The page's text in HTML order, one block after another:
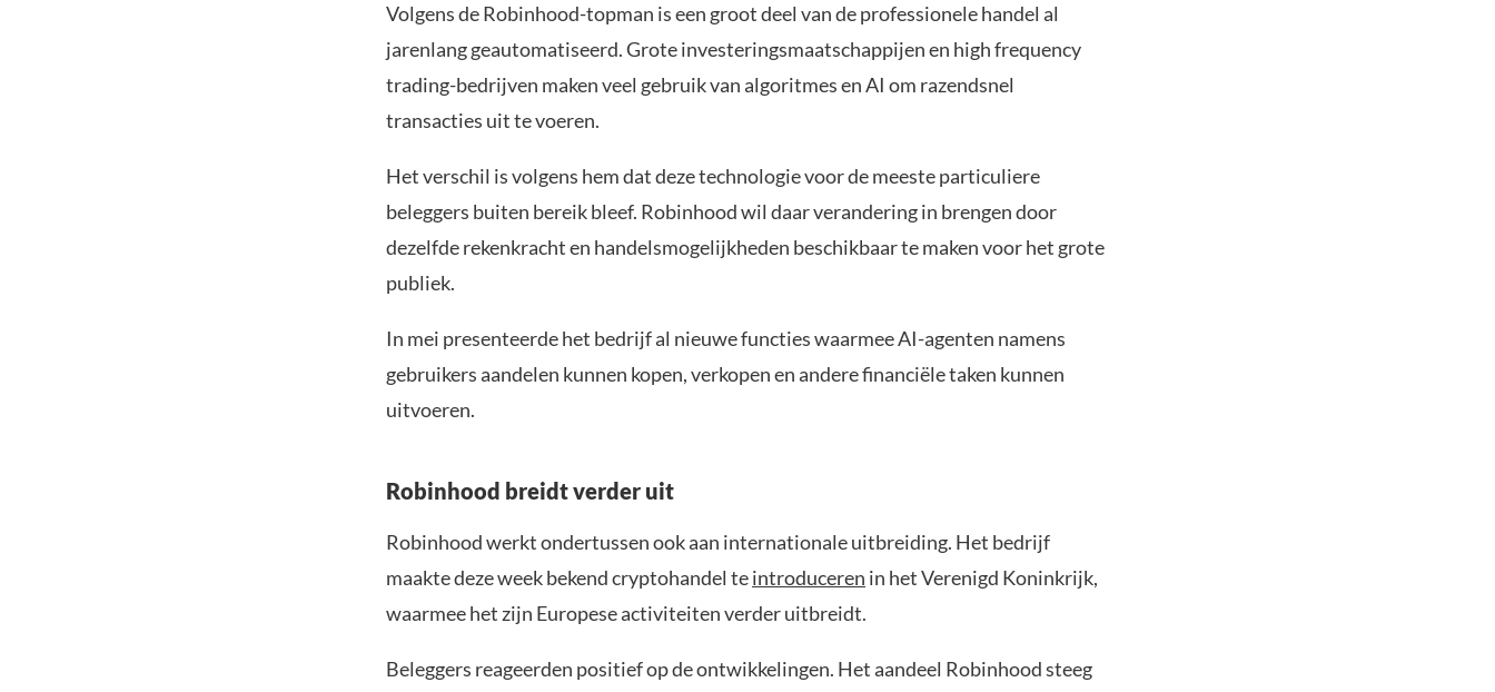
Volgens de Robinhood-topman is een groot deel van de professionele handel al
jarenlang geautomatiseerd. Grote investeringsmaatschappijen en high frequency
trading-bedrijven maken veel gebruik van algoritmes en AI om razendsnel
transacties uit te voeren.
Het verschil is volgens hem dat deze technologie voor de meeste particuliere
beleggers buiten bereik bleef. Robinhood wil daar verandering in brengen door
dezelfde rekenkracht en handelsmogelijkheden beschikbaar te maken voor het grote
publiek.
In mei presenteerde het bedrijf al nieuwe functies waarmee AI-agenten namens
gebruikers aandelen kunnen kopen, verkopen en andere financiële taken kunnen
uitvoeren.
Robinhood breidt verder uit
Robinhood werkt ondertussen ook aan internationale uitbreiding. Het bedrijf
maakte deze week bekend cryptohandel teintroduceren in het Verenigd Koninkrijk,
waarmee het zijn Europese activiteiten verder uitbreidt.
Beleggers reageerden positief op de ontwikkelingen. Het aandeel Robinhood steeg